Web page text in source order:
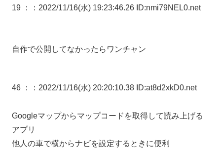
19 ： ：2022/11/16(水) 19:23:46.26 ID:nmi79NEL0.net
自作で公開してなかったらワンチャン
46 ： ：2022/11/16(水) 20:20:10.38 ID:at8d2xkD0.net
Googleマップからマップコードを取得して読み上げる
アプリ
他人の車で横からナビを設定するときに便利